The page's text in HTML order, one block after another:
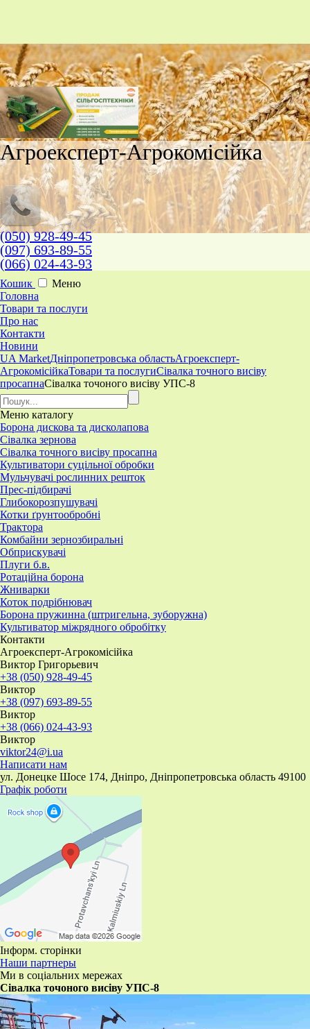
Агроексперт-Агрокомісійка
(050) 928-49-45
(097) 693-89-55
(066) 024-43-93
Кошик
Меню
Головна
Товари та послуги
Про нас
Контакти
Новини
UA MarketДніпропетровська областьАгроексперт-
АгрокомісійкаТовари та послугиСівалка точного висіву
просапна​Сівалка точоного висіву УПС-8
Меню каталогу
Борона дискова та дисколапова
Сівалка зернова
Сівалка точного висіву просапна
Культиватори суцільної обробки
Мульчувачі рослинних решток
Прес-підбирачі
Глибокорозпушувачі
Котки ґрунтообробні
Трактора
Комбайни зернозбиральні
Обприскувачі
Плуги б.в.
Ротаційна борона
Жниварки
Коток подрібнювач
Борона пружинна (штригельна, зуборужна)
​Культиватор міжрядного обробітку
Контакти
Агроексперт-Агрокомісійка
Виктор Григорьевич
+38 (050) 928-49-45
Виктор
+38 (097) 693-89-55
Виктор
+38 (066) 024-43-93
Виктор
viktor24@i.ua
Написати нам
ул. Донецке Шосе 174, Дніпро, Дніпропетровська область 49100
Графік роботи
Інформ. сторінки
Наши партнеры
Ми в соціальних мережах
​Сівалка точоного висіву УПС-8